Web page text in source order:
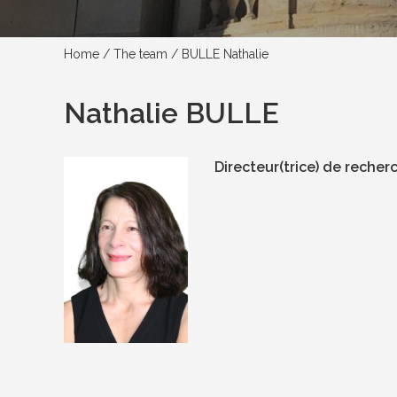
Home / The team / BULLE Nathalie
Nathalie BULLE
Directeur(trice) de